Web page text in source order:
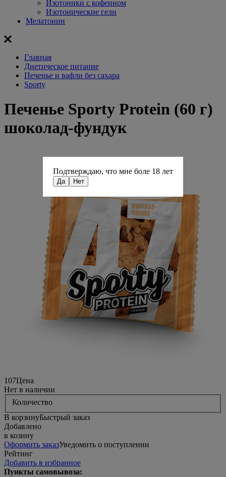
Изотоники с кофеином
Изотонические гели
Мелатонин
Главная
Диетическое питание
Печенье и вафли без сахара
Sporty
Печенье Sporty Protein (60 г)
шоколад-фундук
107Цена
Нет в наличии
Количество
В корзинуБыстрый заказ
Добавлено
в козину
Оформить заказУведомить о поступлении
Рейтинг
Добавить в избранное
Пункты самовывоза:
Подтверждаю, что мне боле 18 лет
Да Нет